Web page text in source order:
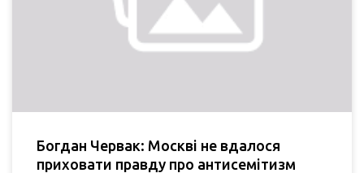
Богдан Червак: Москві не вдалося
приховати правду про антисемітизм